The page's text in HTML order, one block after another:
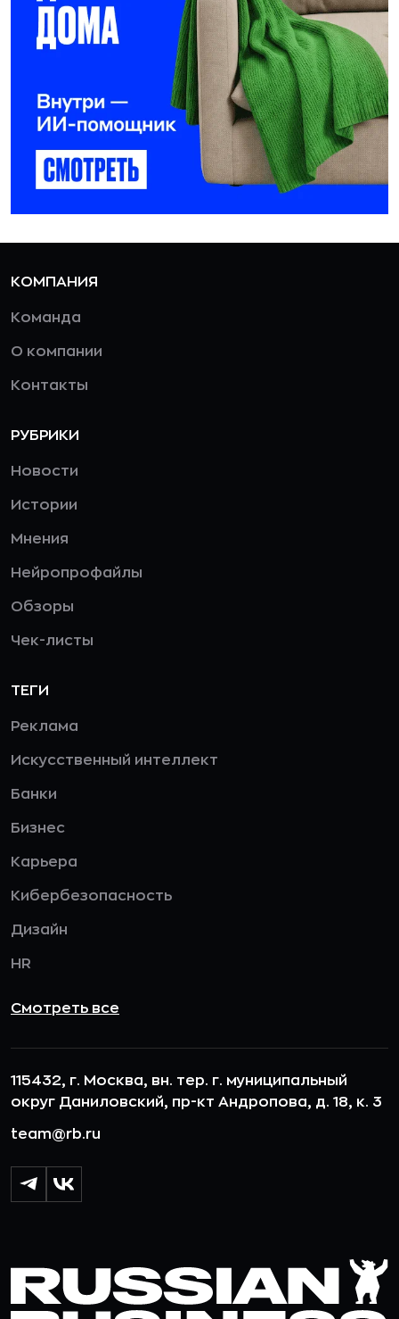
КОМПАНИЯ
Команда
О компании
Контакты
РУБРИКИ
Новости
Истории
Мнения
Нейропрофайлы
Обзоры
Чек-листы
ТЕГИ
Реклама
Искусственный интеллект
Банки
Бизнес
Карьера
Кибербезопасность
Дизайн
HR
Смотреть все
115432, г. Москва, вн. тер. г. муниципальный
округ Даниловский, пр-кт Андропова, д. 18, к. 3
team@rb.ru